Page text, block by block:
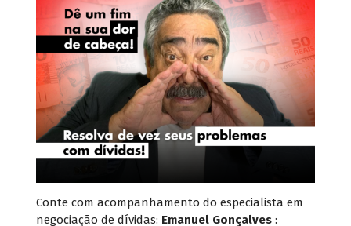
Conte com acompanhamento do especialista em
negociação de dívidas: Emanuel Gonçalves :